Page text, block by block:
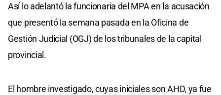
Así lo adelantó la funcionaria del MPA en la acusación
que presentó la semana pasada en la Oficina de
Gestión Judicial (OGJ) de los tribunales de la capital
provincial.
El hombre investigado, cuyas iniciales son AHD, ya fue